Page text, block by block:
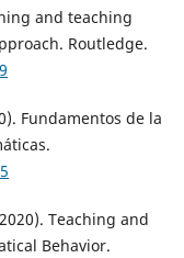
and teaching
Routledge.
Fundamentos de la
Teaching and
Behavior.